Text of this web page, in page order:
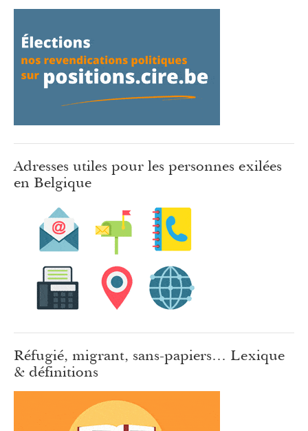
Adresses utiles pour les personnes exilées
en Belgique
Réfugié, migrant, sans-papiers… Lexique
& définitions